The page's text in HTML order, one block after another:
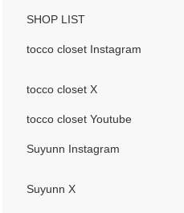
SHOP LIST
tocco closet Instagram
tocco closet X
tocco closet Youtube
Suyunn Instagram
Suyunn X